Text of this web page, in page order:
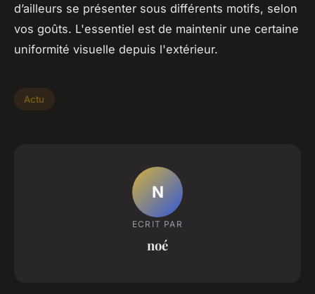
d’ailleurs se présenter sous différents motifs, selon
vos goûts. L'essentiel est de maintenir une certaine
uniformité visuelle depuis l'extérieur.
Actu
N
ECRIT PAR
noé